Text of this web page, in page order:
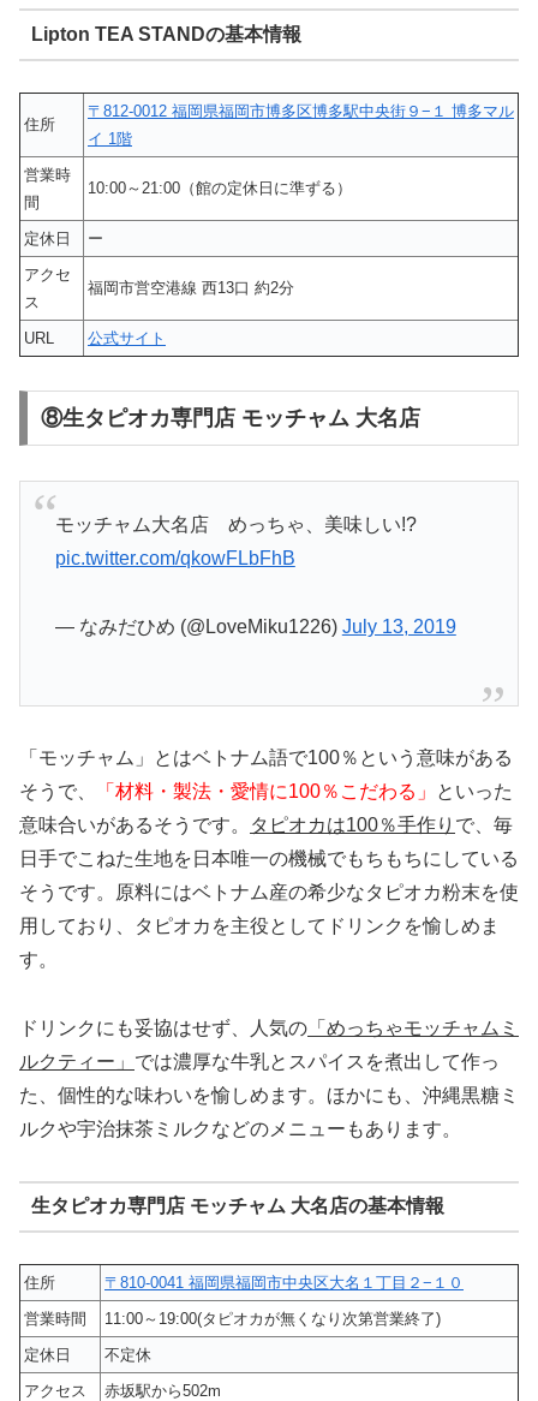
Lipton TEA STANDの基本情報
住所
〒812-0012 福岡県福岡市博多区博多駅中央街９−１ 博多マル
イ 1階
営業時
間
10:00～21:00（館の定休日に準ずる）
定休日
ー
アクセ
ス
福岡市営空港線 西13口 約2分
URL 公式サイト
⑧生タピオカ専門店 モッチャム 大名店
モッチャム大名店 めっちゃ、美味しい!?
pic.twitter.com/qkowFLbFhB
— なみだひめ (@LoveMiku1226) July 13, 2019
「モッチャム」とはベトナム語で100％という意味がある
そうで、
「材料・製法・愛情に100％こだわる」
といった
意味合いがあるそうです。
タピオカは100％手作り で、毎
日手でこねた生地を日本唯一の機械でもちもちにしている
そうです。原料にはベトナム産の希少なタピオカ粉末を使
用しており、タピオカを主役としてドリンクを愉しめま
す。
ドリンクにも妥協はせず、人気の 「めっちゃモッチャムミ
ルクティー」 では濃厚な牛乳とスパイスを煮出して作っ
た、個性的な味わいを愉しめます。ほかにも、沖縄黒糖ミ
ルクや宇治抹茶ミルクなどのメニューもあります。
生タピオカ専門店 モッチャム 大名店の基本情報
住所
〒810-0041 福岡県福岡市中央区大名１丁目２−１０
営業時間
11:00～19:00(タピオカが無くなり次第営業終了)
定休日
不定休
アクセス
赤坂駅から502m